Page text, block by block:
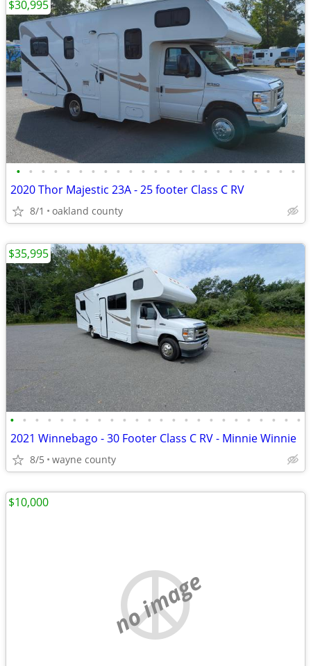
• • • • • • • • • • • • • • • • • • • • • • •
2020 Thor Majestic 23A - 25 footer Class C RV
8/1 oakland county
$30,995
• • • • • • • • • • • • • • • • • • • • • • • •
2021 Winnebago - 30 Footer Class C RV - Minnie Winnie
8/5 wayne county
$35,995
no image
$10,000